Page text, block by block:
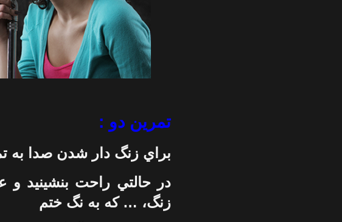
تمرین دو :
براي زنگ دار شدن صدا به
در حالتي راحت بنشينيد و
زنگ، … که به نگ ختم